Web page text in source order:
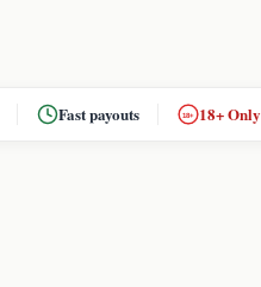
Fast payouts 18+ 18+ Only